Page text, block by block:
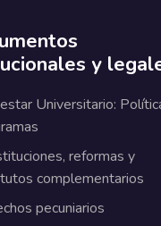
y
Universitario:
reformas y
complementarios
pecuniarios